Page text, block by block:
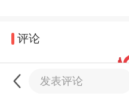
评论
发表评论